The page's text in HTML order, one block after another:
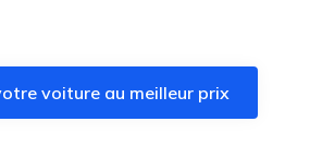
àSaint-Louis-de-Montferrand
voiture àSaint-Yzan-de-Soudiac
voiture au meilleur prix